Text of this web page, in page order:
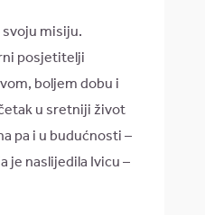
svoju misiju.
posjetitelji
boljem dobu i
u sretniji život
pa i u budućnosti –
je naslijedila Ivicu –